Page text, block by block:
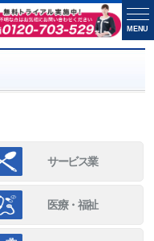
サービス業
医療・福祉
MENU